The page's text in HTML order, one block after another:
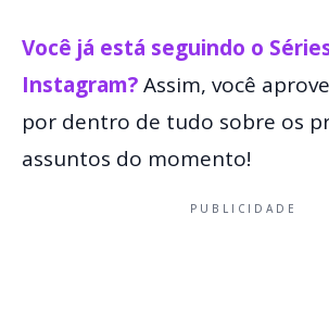
Você já está seguindo o
Instagram?Assim, você
por dentro de tudo sobre os
assuntos do momento!
PUBLICIDADE